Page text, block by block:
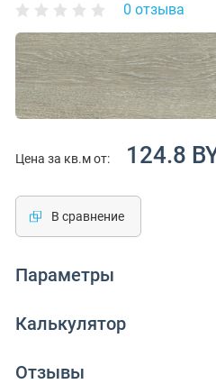
0 отзыва
Цена за кв.м от: 124.8
В сравнение
Параметры
Калькулятор
Отзывы